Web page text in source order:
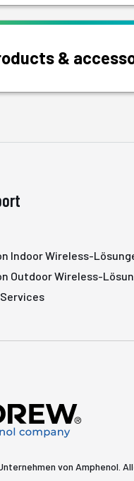
&
Indoor Wireless-
Outdoor Wireless-
von Amphenol.